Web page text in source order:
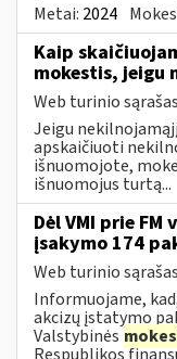
Metai: 2024
Kaip
mokestis, jeigu
Web turinio sąrašas
Jeigu
apskaičiuoti
išnuomojote,
išnuomojus turtą...
Dėl VMI prie
įsakymo 174
Web turinio sąrašas
Informuojame,
akcizų įstatymo
Valstybinės
Respublikos